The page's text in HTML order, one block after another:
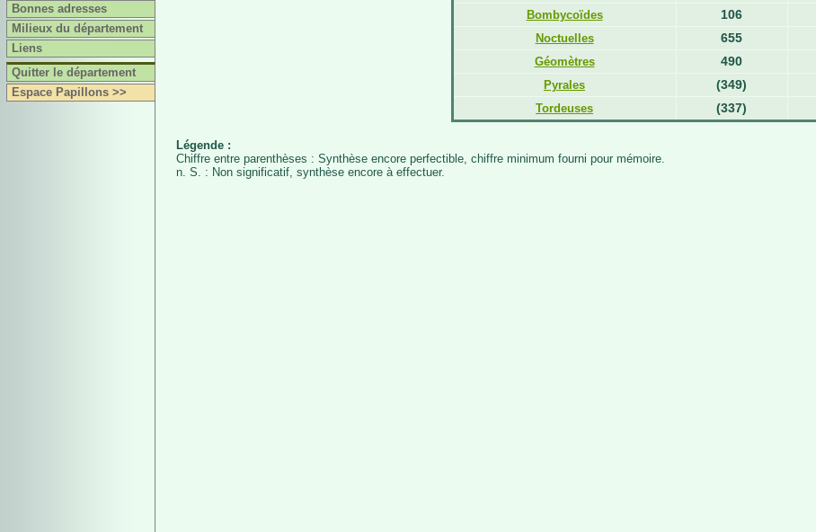
Bonnes adresses
Milieux du département
Liens
Quitter le département
Espace Papillons >>
Bombycoïdes 106
Noctuelles 655
Géomètres 490
Pyrales (349)
Tordeuses (337)
Légende :
Chiffre entre parenthèses : Synthèse encore perfectible, chiffre minimum fourni pour mémoire.
n. S. : Non significatif, synthèse encore à effectuer.